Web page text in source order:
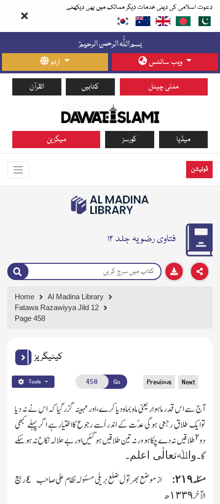
دعوت اسلامی کی دینی خدمات دیگر ممالک میں بھی دیکھئے
اردو ویب سائٹس
القرآن کتابیں مدنی چینل
میگزین کورسز میڈیا
ڈونیشن
فتاوی رضویہ جلد ۱۲
Home
Al Madina Library
Fatawa Razawiyya Jild 12
Page 458
کیٹیگریز
Tools Go Previous Next
آج سے اس قدر ماہوار یعنی ماہ بماہ دیا کرے،اور مہینہ گزرگیا کہ اس نے نہ دیا
توایك طلاق رجعی ہوگی عدّت کے اندر اُسے رجوع کااختیار ہے اگر پہلے کبھی
دو٢طلاقیں نہ دے چکا ہو ورنہ تین طلاقیں ہوگئیں اور بے حلالہ نکاح نہ ہوسکے
گا۔واﷲتعالٰی اعلم۔
مسئلہ ٢١٩:
از موضع بھر تول ضلع بریلی مسئولہ نظام علی صاحب ٤ ربیع
الآخر ١٣٣٩ھ